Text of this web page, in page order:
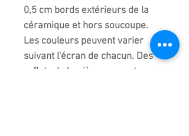
0,5 cm bords extérieurs de la
céramique et hors soucoupe.
Les couleurs peuvent varier
suivant l'écran de chacun. Des
reflets de lumière peuvent